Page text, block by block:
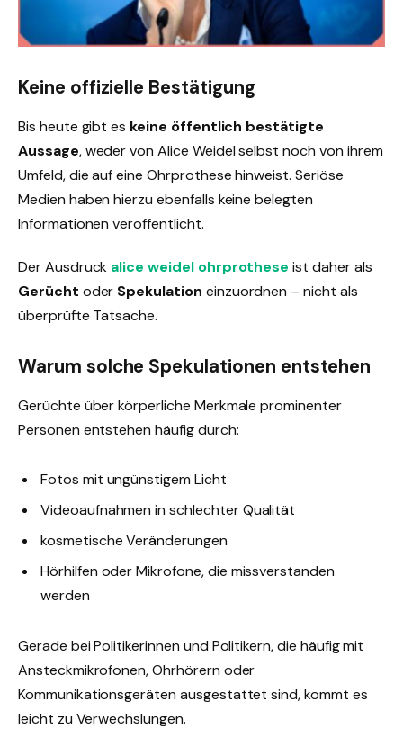
Keine offizielle Bestätigung
Bis heute gibt es keine öffentlich bestätigte
Aussage, weder von Alice Weidel selbst noch von ihrem
Umfeld, die auf eine Ohrprothese hinweist. Seriöse
Medien haben hierzu ebenfalls keine belegten
Informationen veröffentlicht.
Der Ausdruck alice weidel ohrprothese ist daher als
Gerücht oder Spekulation einzuordnen – nicht als
überprüfte Tatsache.
Warum solche Spekulationen entstehen
Gerüchte über körperliche Merkmale prominenter
Personen entstehen häufig durch:
Fotos mit ungünstigem Licht
Videoaufnahmen in schlechter Qualität
kosmetische Veränderungen
Hörhilfen oder Mikrofone, die missverstanden
werden
Gerade bei Politikerinnen und Politikern, die häufig mit
Ansteckmikrofonen, Ohrhörern oder
Kommunikationsgeräten ausgestattet sind, kommt es
leicht zu Verwechslungen.